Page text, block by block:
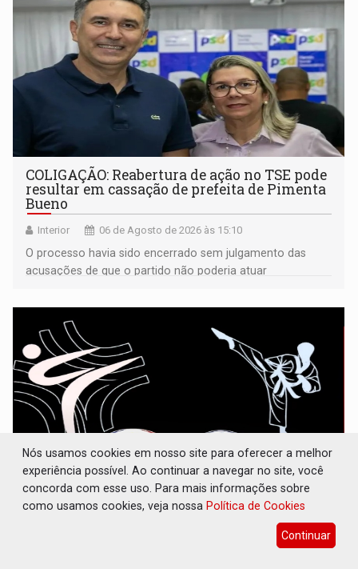
COLIGAÇÃO: Reabertura de ação no TSE pode
resultar em cassação de prefeita de Pimenta
Bueno
Interior 06 de Agosto de 2026 às 15:10
O processo havia sido encerrado sem julgamento das
acusações de que o partido não poderia atuar
INCLUSÃO: APAE Porto Velho abre
Nós usamos cookies em nosso site para oferecer a melhor
experiência possível. Ao continuar a navegar no site, você
concorda com esse uso. Para mais informações sobre
como usamos cookies, veja nossa Política de Cookies
Continuar